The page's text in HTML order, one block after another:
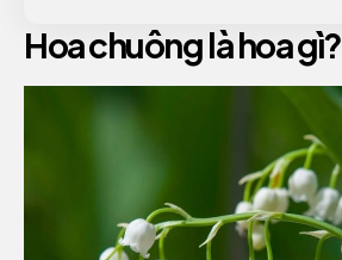
Hoa chuông là hoa gì?